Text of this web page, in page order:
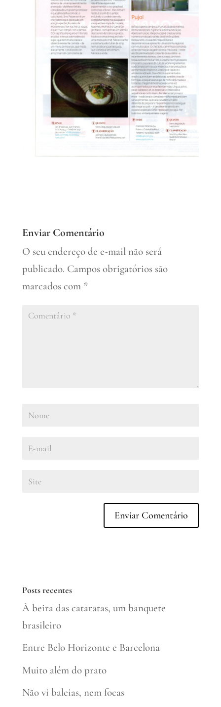
Enviar Comentário
O seu endereço de e-mail não será
publicado. Campos obrigatórios são
marcados com *
Posts recentes
À beira das cataratas, um banquete
brasileiro
Entre Belo Horizonte e Barcelona
Muito além do prato
Não vi baleias, nem focas